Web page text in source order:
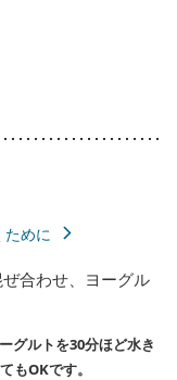
めに
合わせ、ヨーグル
グルトを30分ほど水き
もOKです。